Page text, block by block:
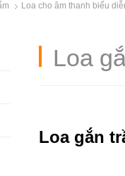
Loa cho âm thanh biểu
Loa
Loa gắn